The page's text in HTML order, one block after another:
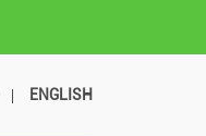
ENGLISH